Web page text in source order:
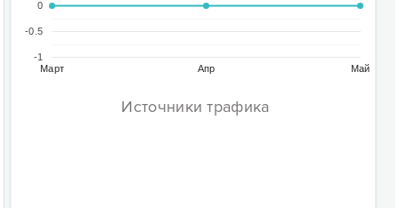
Март Апр Май
-1
-0.5
0
Источники трафика